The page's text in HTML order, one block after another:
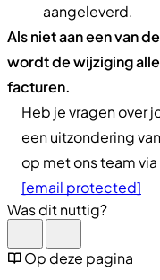
aangeleverd.
Als niet aan een van
wordt de wijziging
facturen.
Heb je vragen over
een uitzondering
op met ons team
[email protected]
Was dit nuttig?
Op deze pagina